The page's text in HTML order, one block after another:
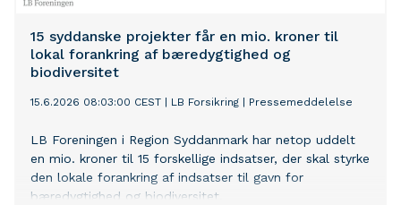
15 syddanske projekter får en mio. kroner til
lokal forankring af bæredygtighed og
biodiversitet
15.6.2026 08:03:00 CEST LB Forsikring Pressemeddelelse
LB Foreningen i Region Syddanmark har netop uddelt
en mio. kroner til 15 forskellige indsatser, der skal styrke
den lokale forankring af indsatser til gavn for
bæredygtighed og biodiversitet.